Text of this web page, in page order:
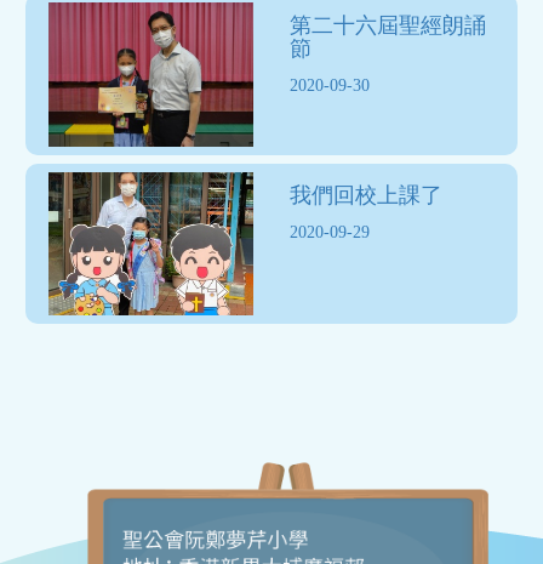
第二十六屆聖經朗誦
節
2020-09-30
我們回校上課了
2020-09-29